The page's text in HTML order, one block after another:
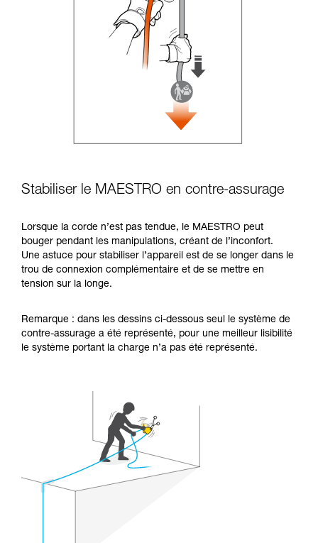
Stabiliser le MAESTRO en contre-assurage
Lorsque la corde n’est pas tendue, le MAESTRO peut
bouger pendant les manipulations, créant de l’inconfort.
Une astuce pour stabiliser l’appareil est de se longer dans le
trou de connexion complémentaire et de se mettre en
tension sur la longe.
Remarque : dans les dessins ci-dessous seul le système de
contre-assurage a été représenté, pour une meilleur lisibilité
le système portant la charge n’a pas été représenté.